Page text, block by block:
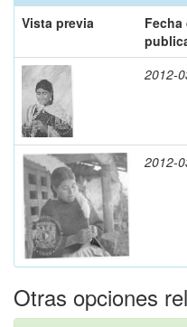
Vista previa
Fecha
2012-
2012-
Otras opciones